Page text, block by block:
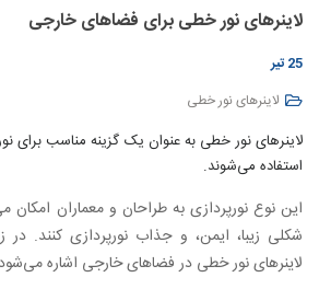
لاینرهای نور خطی برای فضاهای خارجی
25 تیر
لاینرهای نور خطی
لاینرهای نور خطی به عنوان یک گزینه مناسب برای
استفاده می‌شوند.
این نوع نورپردازی به طراحان و معماران امکان
شکلی زیبا، ایمن، و جذاب نورپردازی کنند. در
لاینرهای نور خطی در فضاهای خارجی اشاره